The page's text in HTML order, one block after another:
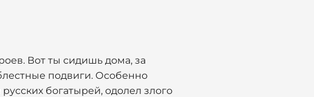
Вот ты сидишь дома, за
подвиги. Особенно
богатырей, одолел злого